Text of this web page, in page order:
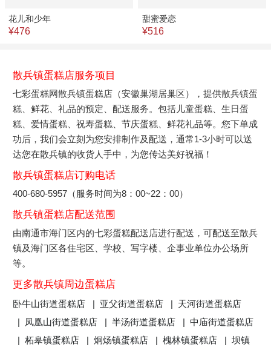
花儿和少年
¥476
甜蜜爱恋
¥516
散兵镇蛋糕店服务项目
七彩蛋糕网散兵镇蛋糕店（安徽巢湖居巢区），提供散兵镇蛋
糕、鲜花、礼品的预定、配送服务。包括儿童蛋糕、生日蛋
糕、爱情蛋糕、祝寿蛋糕、节庆蛋糕、鲜花礼品等。您下单成
功后，我们会立刻为您安排制作及配送，通常1-3小时可以送
达您在散兵镇的收货人手中，为您传达美好祝福！
散兵镇蛋糕店订购电话
400-680-5957（服务时间为8：00~22：00）
散兵镇蛋糕店配送范围
由南通市海门区内的七彩蛋糕配送店进行配送，可配送至散兵
镇及海门区各住宅区、学校、写字楼、企事业单位办公场所
等。
更多散兵镇周边蛋糕店
卧牛山街道蛋糕店 | 亚父街道蛋糕店 | 天河街道蛋糕店
|
凤凰山街道蛋糕店 |半汤街道蛋糕店 |中庙街道蛋糕店
|柘皋镇蛋糕店 |炯炀镇蛋糕店 |槐林镇蛋糕店 |坝镇